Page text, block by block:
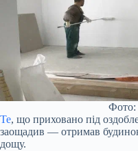
Фото:
Те, що приховано під
заощадив — отримав
дощу.